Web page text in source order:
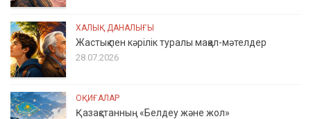
ХАЛЫҚ ДАНАЛЫҒЫ
Жастық пен кәрілік туралы мақал-мәтелдер
28.07.2026
ОҚИҒАЛАР
Қазақстанның «Белдеу және жол»